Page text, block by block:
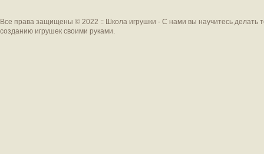
Все права защищены © 2022 :: Школа игрушки - С нами вы научитесь делать
созданию игрушек своими руками.